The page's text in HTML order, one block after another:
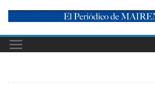
content